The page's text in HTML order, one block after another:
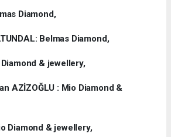
Diamond,
Belmas Diamond,
& jewellery,
AZİZOĞLU : Mio Diamond &
Diamond & jewellery,